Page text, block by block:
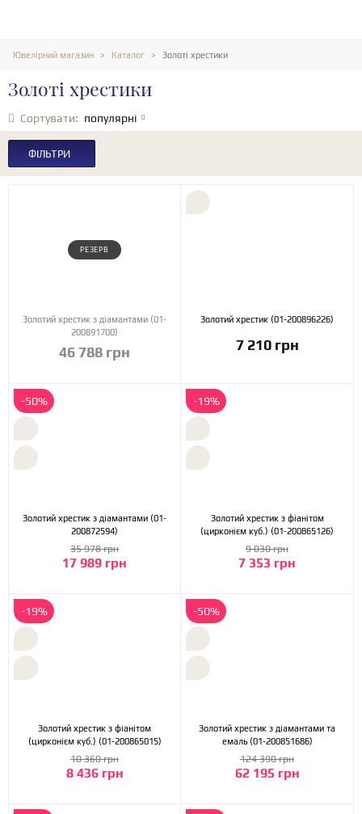
Ювелірний магазин Каталог Золоті хрестики
Золоті хрестики
Сортувати: популярні
ФІЛЬТРИ
РЕЗЕРВ
Золотий хрестик з діамантами (01-
200891700)
46 788 грн
Золотий хрестик (01-200896226)
7 210 грн
-50%
Золотий хрестик з діамантами (01-
200872594)
17 989 грн
35 978 грн
-19%
Золотий хрестик з фіанітом
(цирконієм куб.) (01-200865126)
7 353 грн
9 030 грн
-19%
Золотий хрестик з фіанітом
(цирконієм куб.) (01-200865015)
8 436 грн
10 360 грн
-50%
Золотий хрестик з діамантами та
емаль (01-200851686)
62 195 грн
124 390 грн